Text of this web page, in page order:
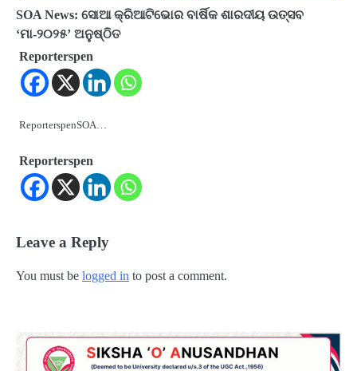
SOA News: ସୋଆ କ୍ରିଆଟିଭୋର ବାର୍ଷିକ ଶାରଦୀୟ ଉତ୍ସବ
‘ମା-୨୦୨୫’ ଅନୁଷ୍ଠିତ
Reporterspen
ReporterspenSOA…
Reporterspen
Leave a Reply
You must be logged in to post a comment.